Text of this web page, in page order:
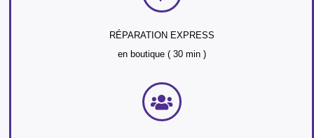
RÉPARATION EXPRESS
en boutique ( 30 min )